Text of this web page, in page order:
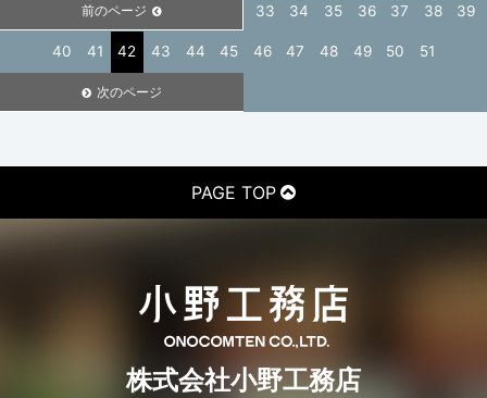
前のページ 33 34 35 36 37 38 39
40 41 42 43 44 45 46 47 48 49 50 51
次のページ
PAGE TOP
株式会社小野工務店